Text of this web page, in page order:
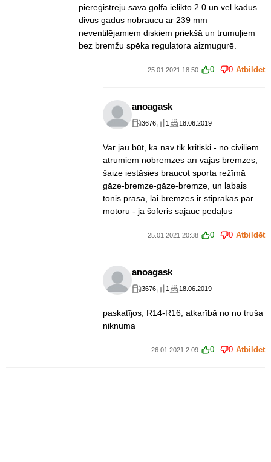
piereģistrēju savā golfā ielikto 2.0 un vēl kādus
divus gadus nobraucu ar 239 mm
neventilējamiem diskiem priekšā un trumuļiem
bez bremžu spēka regulatora aizmugurē.
25.01.2021 18:50 0 0 Atbildēt
anoagask
3676 1 18.06.2019
Var jau būt, ka nav tik kritiski - no civiliem
ātrumiem nobremzēs arī vājās bremzes,
šaize iestāsies braucot sporta režīmā
gāze-bremze-gāze-bremze, un labais
tonis prasa, lai bremzes ir stiprākas par
motoru - ja šoferis sajauc pedāļus
25.01.2021 20:38 0 0 Atbildēt
anoagask
3676 1 18.06.2019
paskatījos, R14-R16, atkarībā no no truša
niknuma
26.01.2021 2:09 0 0 Atbildēt